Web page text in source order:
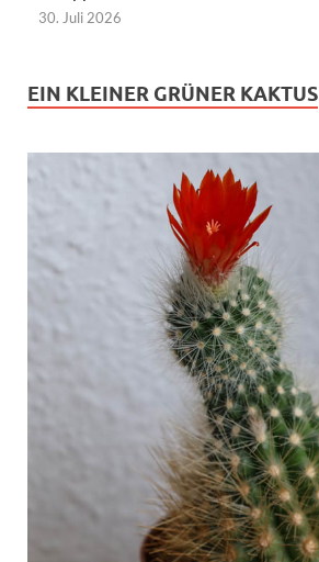
30. Juli 2026
EIN KLEINER GRÜNER KAKTUS